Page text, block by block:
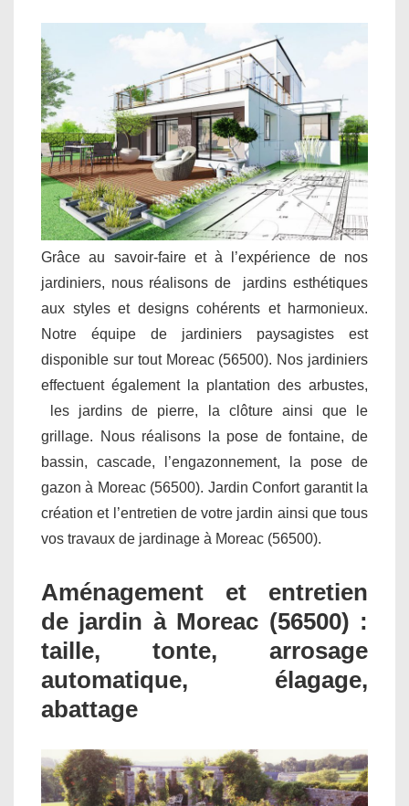
Grâce au savoir-faire et à l’expérience de nos
jardiniers, nous réalisons de jardins esthétiques
aux styles et designs cohérents et harmonieux.
Notre équipe de jardiniers paysagistes est
disponible sur tout Moreac (56500). Nos jardiniers
effectuent également la plantation des arbustes,
les jardins de pierre, la clôture ainsi que le
grillage. Nous réalisons la pose de fontaine, de
bassin, cascade, l’engazonnement, la pose de
gazon à Moreac (56500). Jardin Confort garantit la
création et l’entretien de votre jardin ainsi que tous
vos travaux de jardinage à Moreac (56500).
Aménagement et entretien
de jardin à Moreac (56500) :
taille, tonte, arrosage
automatique, élagage,
abattage